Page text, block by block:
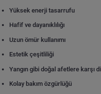
Yüksek enerji tasarrufu
Hafif ve dayanıklılığı
Uzun ömür kullanımı
Estetik çeşitliliği
Yangın gibi doğal afetlere karşı
Kolay bakım özgürlüğü